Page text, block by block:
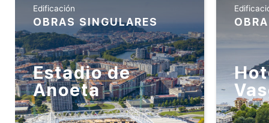
Edificación
OBRAS SINGULARES
Estadio de
Anoeta